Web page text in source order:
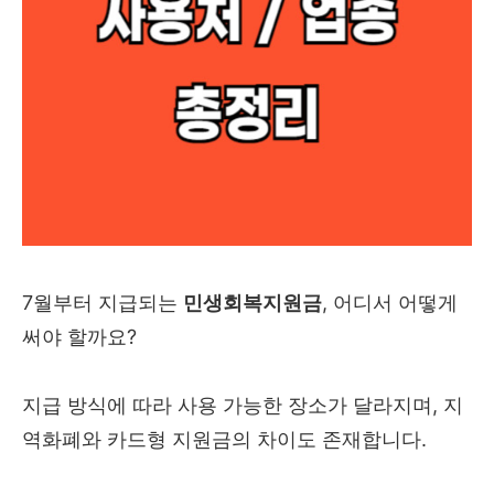
7월부터 지급되는 민생회복지원금, 어디서 어떻게
써야 할까요?
지급 방식에 따라 사용 가능한 장소가 달라지며, 지
역화폐와 카드형 지원금의 차이도 존재합니다.